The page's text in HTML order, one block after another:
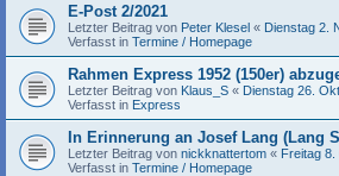
E-Post 2/2021
Letzter Beitrag von Peter Klesel « Dienstag 2.
Verfasst in Termine / Homepage
Rahmen Express 1952 (150er)
Letzter Beitrag von Klaus_S « Dienstag 26.
Verfasst in Express
In Erinnerung an Josef Lang (Lang
Letzter Beitrag von nickknattertom « Freitag
Verfasst in Termine / Homepage